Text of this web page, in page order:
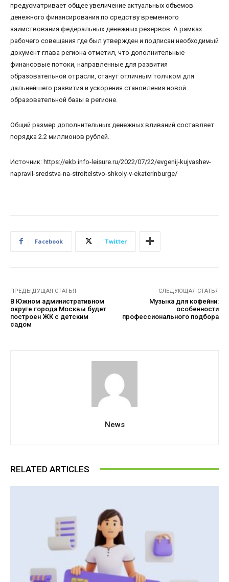
предусматривает общее увеличение актуальных объемов
денежного финансирования по средству временного
заимствования федеральных денежных резервов. А рамках
рабочего совещания где был утвержден и подписан необходимый
документ глава региона отметил, что дополнительные
финансовые потоки, направленные для развития
образовательной отрасли, станут отличным толчком для
дальнейшего развития и ускорения становления новой
образовательной базы в регионе.
Общий размер дополнительных денежных вливаний составляет
порядка 2.2 миллионов рублей.
Источник: https://ekb.info-leisure.ru/2022/07/22/evgenij-kujvashev-
napravil-sredstva-na-stroitelstvo-shkoly-v-ekaterinburge/
Facebook Twitter
ПРЕДЫДУЩАЯ СТАТЬЯ
В Южном административном
округе города Москвы будет
построен ЖК с детским
садом
СЛЕДУЮЩАЯ СТАТЬЯ
Музыка для кофейни:
особенности
профессионального подбора
News
RELATED ARTICLES